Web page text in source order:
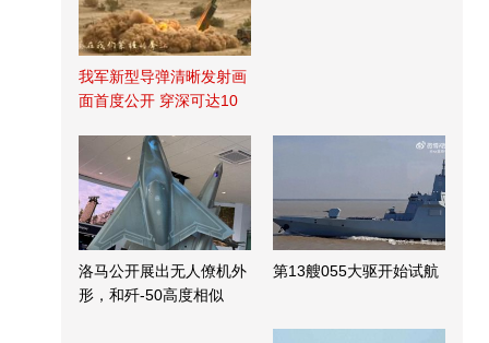
我军新型导弹清晰发射画
面首度公开 穿深可达10
洛马公开展出无人僚机外
形，和歼-50高度相似
第13艘055大驱开始试航